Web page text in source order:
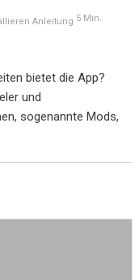
5 Min.
bietet die App?
und
sogenannte Mods,